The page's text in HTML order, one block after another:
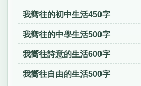
我嚮往的初中生活450字
我嚮往的中學生活500字
我嚮往詩意的生活600字
我嚮往自由的生活500字